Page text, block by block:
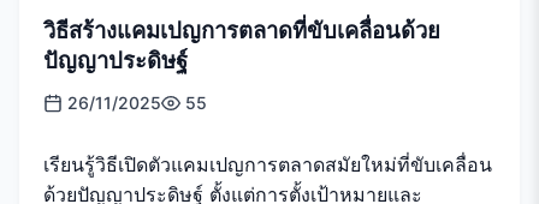
วิธีสร้างแคมเปญการตลาดที่ขับเคลื่อนด้วย
ปัญญาประดิษฐ์
26/11/2025 55
เรียนรู้วิธีเปิดตัวแคมเปญการตลาดสมัยใหม่ที่ขับเคลื่อน
ด้วยปัญญาประดิษฐ์ ตั้งแต่การตั้งเป้าหมายและ